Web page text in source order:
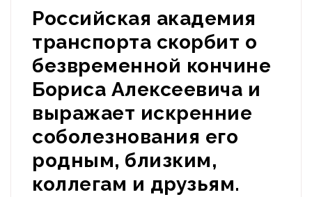
Российская академия
транспорта скорбит о
безвременной кончине
Бориса Алексеевича и
выражает искренние
соболезнования его
родным, близким,
коллегам и друзьям.